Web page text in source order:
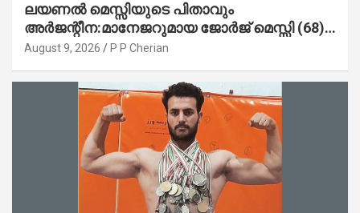
ലയണൽ മെസ്സിയുടെ പിതാവും
അർജന്റീന:മാനേജറുമായ ജോർജ് മെസ്സി (68)
അന്തരിച്ചു
August 9, 2026 P P Cherian